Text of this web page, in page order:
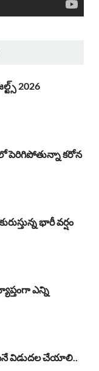
2026
పెరిగిపోతున్నా కరోన
భారీ వర్షం
ఎన్ని
విడుదల చేయాలి..